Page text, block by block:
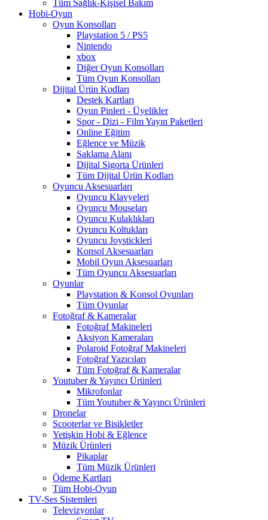
Tüm Sağlık-Kişisel Bakım
Hobi-Oyun
Oyun Konsolları
Playstation 5 / PS5
Nintendo
xbox
Diğer Oyun Konsolları
Tüm Oyun Konsolları
Dijital Ürün Kodları
Destek Kartları
Oyun Pinleri - Üyelikler
Spor - Dizi - Film Yayın Paketleri
Online Eğitim
Eğlence ve Müzik
Saklama Alanı
Dijital Sigorta Ürünleri
Tüm Dijital Ürün Kodları
Oyuncu Aksesuarları
Oyuncu Klavyeleri
Oyuncu Mouseları
Oyuncu Kulaklıkları
Oyuncu Koltukları
Oyuncu Joystickleri
Konsol Aksesuarları
Mobil Oyun Aksesuarları
Tüm Oyuncu Aksesuarları
Oyunlar
Playstation & Konsol Oyunları
Tüm Oyunlar
Fotoğraf & Kameralar
Fotoğraf Makineleri
Aksiyon Kameraları
Polaroid Fotoğraf Makineleri
Fotoğraf Yazıcıları
Tüm Fotoğraf & Kameralar
Youtuber & Yayıncı Ürünleri
Mikrofonlar
Tüm Youtuber & Yayıncı Ürünleri
Dronelar
Scooterlar ve Bisikletler
Yetişkin Hobi & Eğlence
Müzik Ürünleri
Pikaplar
Tüm Müzik Ürünleri
Ödeme Kartları
Tüm Hobi-Oyun
TV-Ses Sistemleri
Televizyonlar